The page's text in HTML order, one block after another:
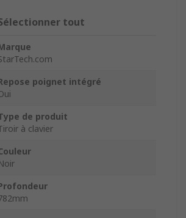
tout
poignet intégré
de produit
à clavier